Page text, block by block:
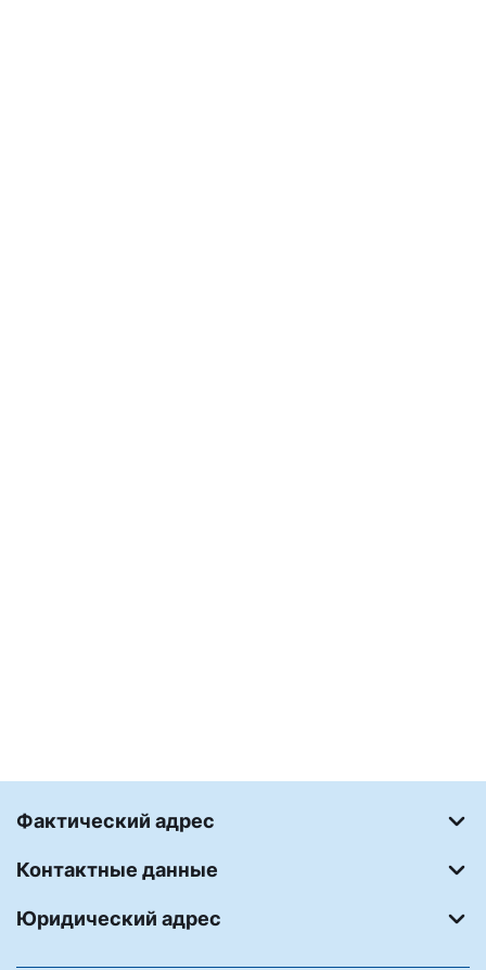
Фактический адрес
Контактные данные
Юридический адрес